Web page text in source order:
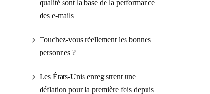
qualité sont la base de la performance
des e-mails
Touchez-vous réellement les bonnes
personnes ?
Les États-Unis enregistrent une
déflation pour la première fois depuis